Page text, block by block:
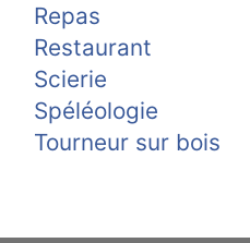
Repas
Restaurant
Scierie
Spéléologie
Tourneur sur bois